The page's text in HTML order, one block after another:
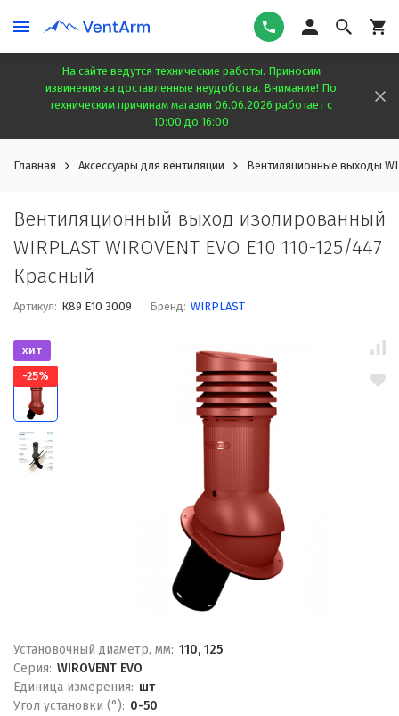
На сайте ведутся технические работы. Приносим
извинения за доставленные неудобства. Внимание! По
техническим причинам магазин 06.06.2026 работает с
10:00 до 16:00
Главная Аксессуары для вентиляции Вентиляционные выходы
Вентиляционный выход изолированный
WIRPLAST WIROVENT EVO E10 110-125/447
Красный
Артикул: К89 E10 3009 Бренд: WIRPLAST
хит
-25%
Установочный диаметр, мм: 110, 125
Серия: WIROVENT EVO
Единица измерения: шт
Угол установки (°): 0-50